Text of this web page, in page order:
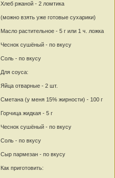
Хлеб ржаной - 2 ломтика
(можно взять уже готовые сухарики)
Масло растительное - 5 г или 1 ч. ложка
Чеснок сушёный - по вкусу
Соль - по вкусу
Для соуса:
Яйца отварные - 2 шт.
Сметана (у меня 15% жирности) - 100 г
Горчица жидкая - 5 г
Чеснок сушёный - по вкусу
Соль - по вкусу
Сыр пармезан - по вкусу
Как приготовить: